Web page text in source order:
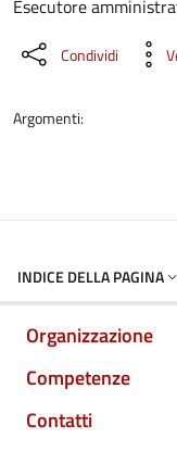
Dettaglio
Esecutore
Condividi
Argomenti:
INDICE DELLA PAGINA
Organizzazione
Competenze
Contatti